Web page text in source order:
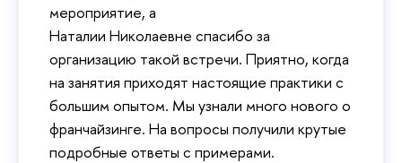
мероприятие, а
Наталии Николаевне спасибо за
организацию такой встречи. Приятно, когда
на занятия приходят настоящие практики с
большим опытом. Мы узнали много нового о
франчайзинге. На вопросы получили крутые
подробные ответы с примерами.